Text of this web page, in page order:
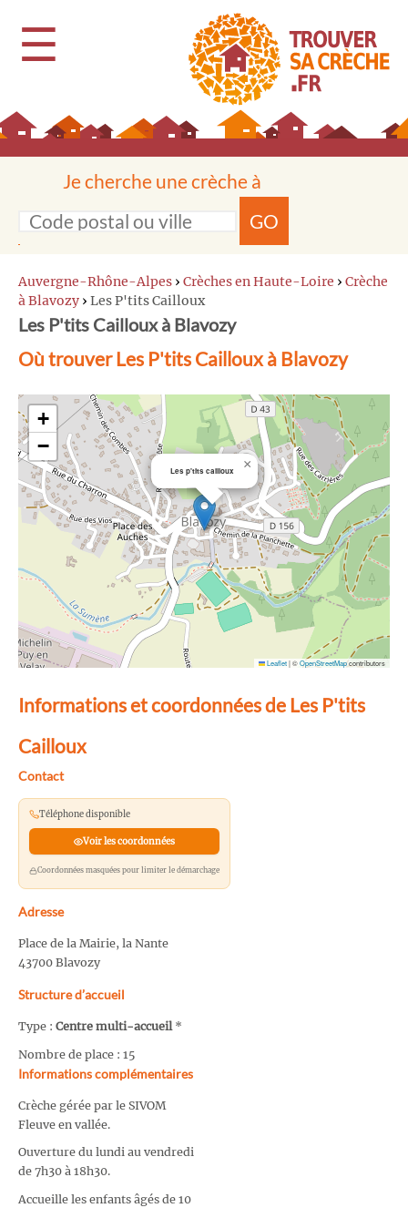
☰
Je cherche une crèche à
GO
Auvergne-Rhône-Alpes › Crèches en Haute-Loire › Crèche
à Blavozy › Les P'tits Cailloux
Les P'tits Cailloux à Blavozy
Où trouver Les P'tits Cailloux à Blavozy
Les p'tits cailloux ×
+
−
Leaflet|©OpenStreetMapcontributors
Informations et coordonnées de Les P'tits
Cailloux
Contact
Téléphone disponible
Voir les coordonnées
Coordonnées masquées pour limiter le démarchage
Adresse
Place de la Mairie, la Nante
43700 Blavozy
Structure d’accueil
Type : Centre multi-accueil*
Nombre de place : 15
Informations complémentaires
Crèche gérée par le SIVOM
Fleuve en vallée.
Ouverture du lundi au vendredi
de 7h30 à 18h30.
Accueille les enfants âgés de 10